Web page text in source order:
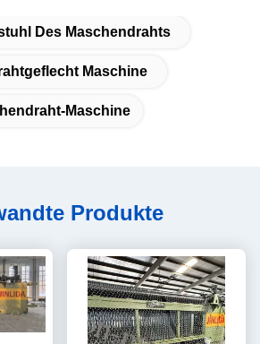
Des Maschendrahts
Maschine
Maschine
Produkte